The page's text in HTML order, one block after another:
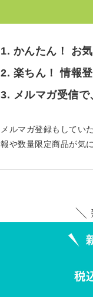
1. かんたん！ お
2. 楽ちん！ 情報
3. メルマガ受信で
メルマガ登録もしてい
報や数量限定商品が気
＼